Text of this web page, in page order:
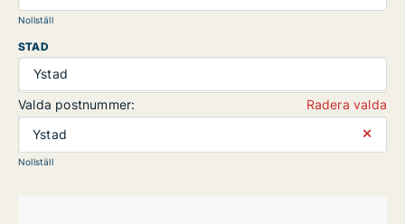
Nollställ
STAD
Ystad
Valda postnummer:
Radera valda
Ystad
⨯
Nollställ